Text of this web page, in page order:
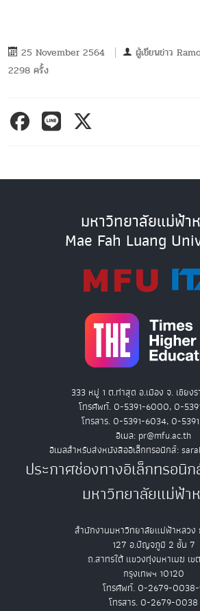
25 November 2564 ผู้เขียนข่าว
2298 ครั้ง
มหาวิทยาลัยแม่ฟ้า
Mae Fah Luang
333 หมู่ 1 ต.ท่าสุด อ.เมือง จ. เชียง
โทรศัพท์. 0-5391-6000, 0-
โทรสาร. 0-5391-6034, 0-
อีเมล: pr@mfu.ac.th
อีเมลสำหรับส่งหนังสืออิเล็กทรอนิกส์:
ประกาศช่องทางอิเล็กทรอนิ
มหาวิทยาลัยแม่ฟ้า
สำนักงานมหาวิทยาลัยแม่ฟ้าหลวง
127 อ.ปัญจภูมิ 2 ชั้น 7
ถ.สาทรใต้ แขวงทุ่งมหาเมฆ เข
กรุงเทพฯ 10120
โทรศัพท์. 0-2679-
โทรสาร. 0-2679-0038